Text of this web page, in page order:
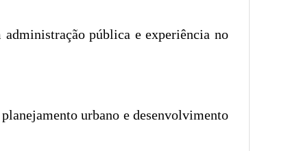
pública e experiência no
urbano e desenvolvimento